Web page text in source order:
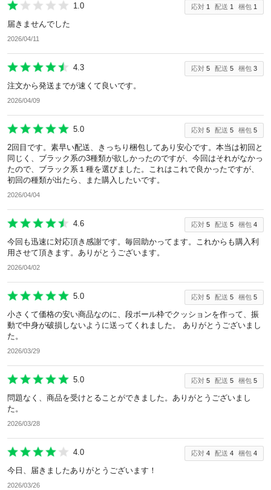
1.0 応対 1 配送 1 梱包 1
届きませんでした
2026/04/11
4.3 応対 5 配送 5 梱包 3
注文から発送までが速くて良いです。
2026/04/09
5.0 応対 5 配送 5 梱包 5
2回目です。素早い配送、きっちり梱包してあり安心です。本当は初回と
同じく、ブラック系の3種類が欲しかったのですが、今回はそれがなかっ
たので、ブラック系１種を選びました。これはこれで良かったですが、
初回の種類が出たら、また購入したいです。
2026/04/04
4.6 応対 5 配送 5 梱包 4
今回も迅速に対応頂き感謝です。毎回助かってます。これからも購入利
用させて頂きます。ありがとうございます。
2026/04/02
5.0 応対 5 配送 5 梱包 5
小さくて価格の安い商品なのに、段ボール枠でクッションを作って、振
動で中身が破損しないように送ってくれました。 ありがとうございまし
た。
2026/03/29
5.0 応対 5 配送 5 梱包 5
問題なく、商品を受けとることができました。ありがとうございまし
た。
2026/03/28
4.0 応対 4 配送 4 梱包 4
今日、届きましたありがとうございます！
2026/03/26